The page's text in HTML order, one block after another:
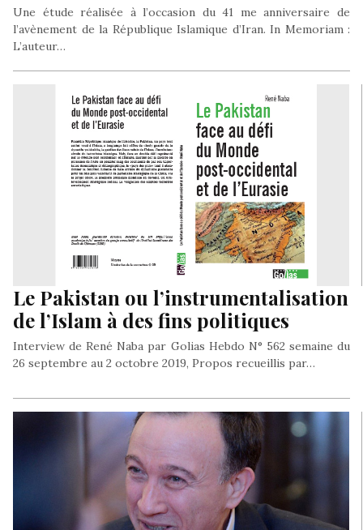
Une étude réalisée à l’occasion du 41 me anniversaire de
l’avènement de la République Islamique d’Iran. In Memoriam :
L’auteur…
Le Pakistan ou l’instrumentalisation
de l’Islam à des fins politiques
Interview de René Naba par Golias Hebdo N° 562 semaine du
26 septembre au 2 octobre 2019, Propos recueillis par…